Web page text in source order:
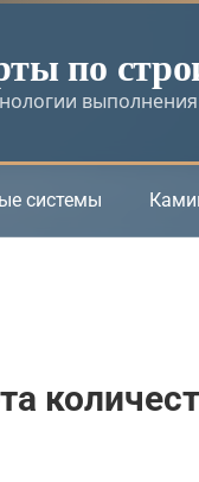
по
системы